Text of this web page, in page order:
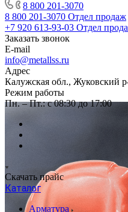
8 800 201-3070
8 800 201-3070 Отдел продаж
+7 920 613-93-03 Отдел
Заказать звонок
E-mail
info@metallss.ru
Адрес
Калужская обл., Жуковский
Режим работы
Пн. – Пт.: с 08:30 до 17:00
Скачать прайс
Каталог
Арматура